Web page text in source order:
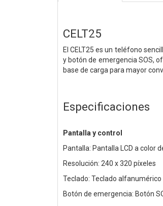
CELT25
El CELT25 es un teléfono
y botón de emergencia SOS,
base de carga para mayor
Especificaciones
Pantalla y control
Pantalla: Pantalla LCD a color
Resolución: 240 x 320 píxeles
Teclado: Teclado
Botón de emergencia: Botón